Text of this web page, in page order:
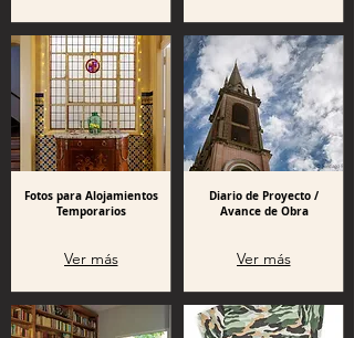
Fotos para Alojamientos
Temporarios
Ver más
Diario de Proyecto /
Avance de Obra
Ver más